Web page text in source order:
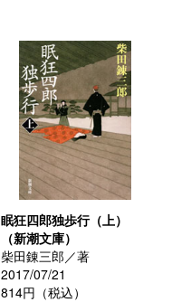
眠狂四郎独歩行（上）
（新潮文庫）
柴田錬三郎／著
2017/07/21
814円（税込）